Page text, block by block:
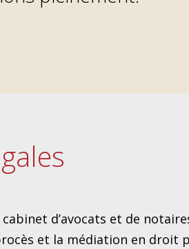
d’avocats et de
et la médiation en droit